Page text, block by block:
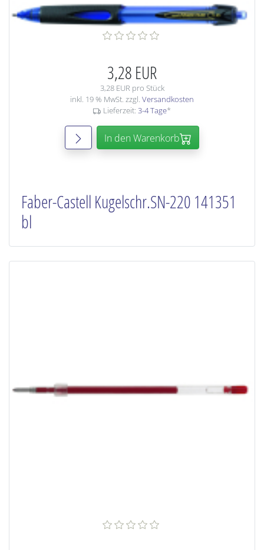
3,28 EUR
3,28 EUR pro Stück
inkl. 19 % MwSt. zzgl. Versandkosten
Lieferzeit: 3-4 Tage*
In den Warenkorb
Faber-Castell Kugelschr.SN-220 141351
bl